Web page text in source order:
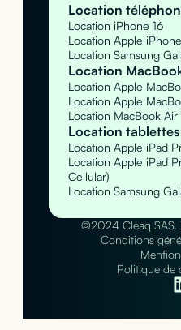
Location
Location iPhone 16
Location Apple
Location Samsung
Location
Location Apple
Location Apple
Location MacBook Air
Location
Location Apple iPad
Location Apple iPad
Cellular)
Location Samsung
©2024 Cleaq SAS.
Conditions
Politique de